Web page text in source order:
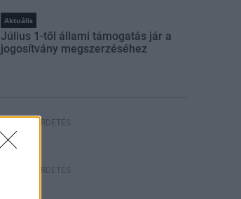
Aktuális
Július 1-től állami támogatás jár a
jogosítvány megszerzéséhez
HIRDETÉS
HIRDETÉS